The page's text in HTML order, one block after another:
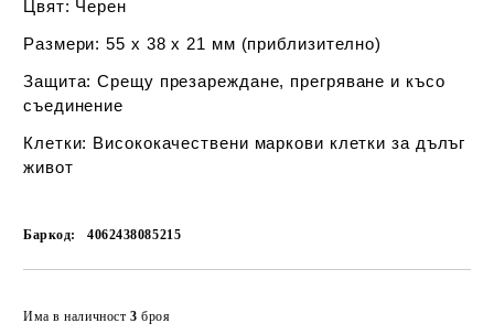
Цвят: Черен
Размери: 55 x 38 x 21 мм (приблизително)
Защита: Срещу презареждане, прегряване и късо
съединение
Клетки: Висококачествени маркови клетки за дълъг
живот
Баркод: 4062438085215
Има в наличност 3 броя